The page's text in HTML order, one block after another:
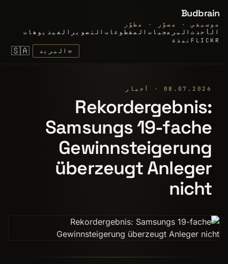
Budbrain
موسيقي · مصوّر · مطوّر
الأحدثالبرمجيات المقطوعات التصوير
الفيديوهات
FLICKR نبذة
✉ البريد 🇸🇦
08.07.2026 · أخبار
Rekordergebnis:
Samsungs 19-fache
Gewinnsteigerung
überzeugt Anleger
nicht